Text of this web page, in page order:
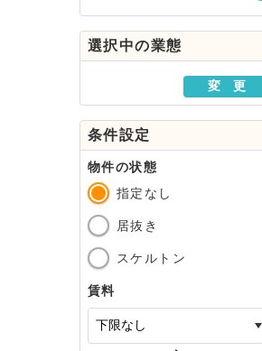
駅・路線から探す
地域から探す
選択中の業態
変 更
条件設定
物件の状態
指定なし
居抜き
スケルトン
賃料